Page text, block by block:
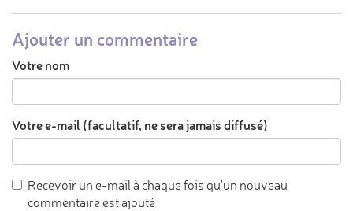
Ajouter un commentaire
Votre nom
Votre e-mail (facultatif, ne sera jamais diffusé)
Recevoir un e-mail à chaque fois qu'un nouveau
commentaire est ajouté